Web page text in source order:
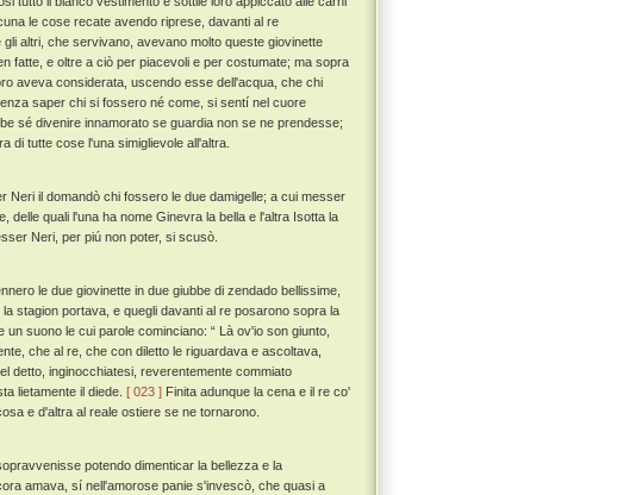
le cose recate avendo riprese, davanti al re
gli altri, che servivano, avevano molto queste giovinette
fatte, e oltre a ciò per piacevoli e per costumate; ma sopra
aveva considerata, uscendo esse dell'acqua, che chi
saper chi si fossero né come, si sentí nel cuore
sé divenire innamorato se guardia non se ne prendesse;
di tutte cose l'una simiglievole all'altra.
Neri il domandò chi fossero le due damigelle; a cui messer
delle quali l'una ha nome Ginevra la bella e l'altra Isotta la
Neri, per piú non poter, si scusò.
le due giovinette in due giubbe di zendado bellissime,
stagion portava, e quegli davanti al re posarono sopra la
suono le cui parole cominciano: “ Là ov'io son giunto,
che al re, che con diletto le riguardava e ascoltava,
detto, inginocchiatesi, reverentemente commiato
lietamente il diede. [ 023 ] Finita adunque la cena e il re co'
e d'altra al reale ostiere se ne tornarono.
potendo dimenticar la bellezza e la
amava, sí nell'amorose panie s'invescò, che quasi a